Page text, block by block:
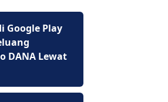
Google Play
DANA Lewat